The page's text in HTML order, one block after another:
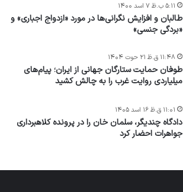
طالبان و افزایش نگرانی‌ها در مورد «ازدواج اجباری» و
«بردگی جنسی»
۵:۱۱ ب.ظ ۷ اسد ۱۴۰۰
طوفان حمایت ستارگان جهانی از ایران؛ پیام‌های
میلیاردی روایت غرب را به چالش کشید
۱۱:۴۸ ق.ظ ۲۱ حوت ۱۴۰۴
دادگاه چندیگر، سلمان خان را در پرونده کلاهبرداری
جواهرات احضار کرد
۱۱:۰۱ ق.ظ ۱۶ اسد ۱۴۰۵